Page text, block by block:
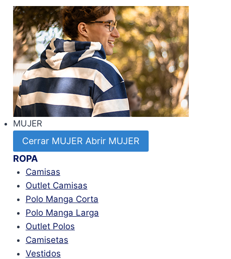
MUJER
Cerrar MUJER Abrir MUJER
ROPA
Camisas
Outlet Camisas
Polo Manga Corta
Polo Manga Larga
Outlet Polos
Camisetas
Vestidos